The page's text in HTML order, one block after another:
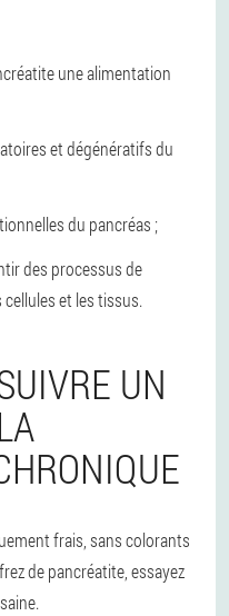
une alimentation
et dégénératifs du
du pancréas ;
des processus de
et les tissus.
UN
frais, sans colorants
de pancréatite, essayez